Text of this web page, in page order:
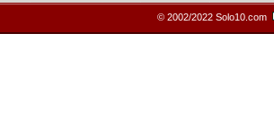
© 2002/2022 Solo10.com